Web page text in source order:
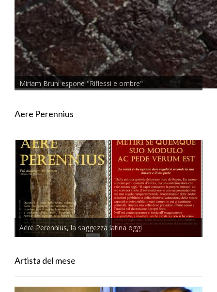
Miriam Bruni espone "Riflessi e ombre"
Aere Perennius
Aere Perennius, la saggezza latina oggi
Artista del mese